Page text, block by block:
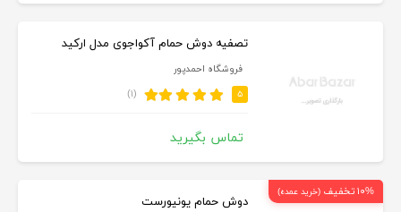
تصفیه دوش حمام آکواجوی مدل ارکید
فروشگاه احمدپور
۵ (۱)
تماس بگیرید
۱۰% تخفیف (خرید عمده)
دوش حمام یونیورست